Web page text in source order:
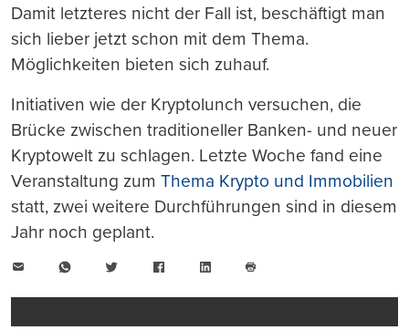
Damit letzteres nicht der Fall ist, beschäftigt man
sich lieber jetzt schon mit dem Thema.
Möglichkeiten bieten sich zuhauf.
Initiativen wie der Kryptolunch versuchen, die
Brücke zwischen traditioneller Banken- und neuer
Kryptowelt zu schlagen. Letzte Woche fand eine
Veranstaltung zum Thema Krypto und Immobilien
statt, zwei weitere Durchführungen sind in diesem
Jahr noch geplant.
WhatsAppTwitter FacebookLinkedIn
drucken